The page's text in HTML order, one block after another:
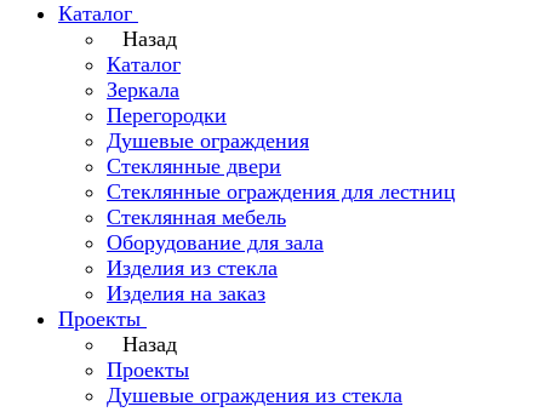
Каталог
Назад
Каталог
Зеркала
Перегородки
Душевые ограждения
Стеклянные двери
Стеклянные ограждения для лестниц
Стеклянная мебель
Оборудование для зала
Изделия из стекла
Изделия на заказ
Проекты
Назад
Проекты
Душевые ограждения из стекла